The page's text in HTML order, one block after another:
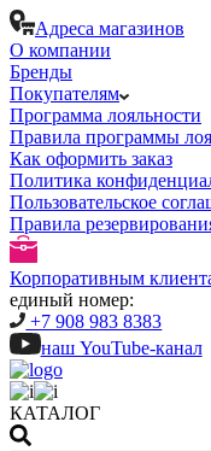
Адреса магазинов
О компании
Бренды
Покупателям
Программа лояльности
Правила программы
Как оформить заказ
Политика
Пользовательское
Правила
Корпоративным
единый номер:
+7 908 983 8383
наш YouTube-канал
КАТАЛОГ